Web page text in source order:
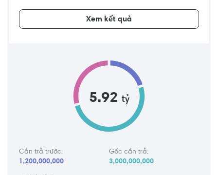
Xem kết quả
5.92 tỷ
Cần trả trước:
1,200,000,000
Gốc cần trả:
3,000,000,000